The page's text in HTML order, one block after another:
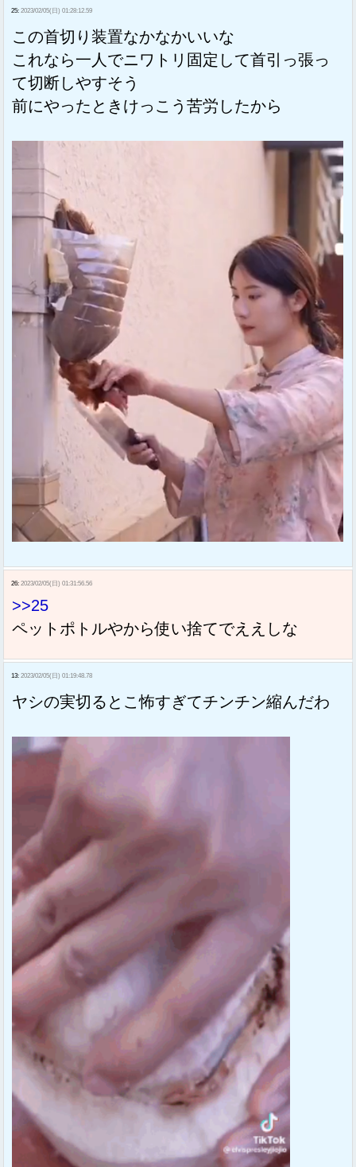
25: 2023/02/05(日) 01:28:12.59
この首切り装置なかなかいいな
これなら一人でニワトリ固定して首引っ張っ
て切断しやすそう
前にやったときけっこう苦労したから
26: 2023/02/05(日) 01:31:56.56
>>25
ペットポトルやから使い捨てでええしな
13: 2023/02/05(日) 01:19:48.78
ヤシの実切るとこ怖すぎてチンチン縮んだわ